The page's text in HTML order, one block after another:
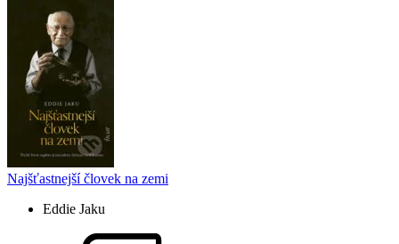
Najšťastnejší človek na zemi
Eddie Jaku